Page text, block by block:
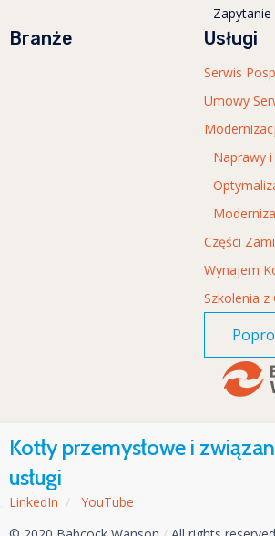
Branże Usługi
Serwis
Umowy
Naprawy
Części
Wynajem
Szkolenia z
Kotły przemysłowe i
usługi
LinkedIn /
YouTube